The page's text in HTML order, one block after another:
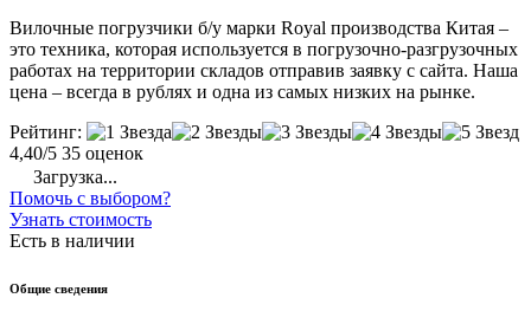
Вилочные погрузчики б/у марки Royal производства Китая –
это техника, которая используется в погрузочно-разгрузочных
работах на территории складов отправив заявку с сайта. Наша
цена – всегда в рублях и одна из самых низких на рынке.
Рейтинг:
4,40/5 35 оценок
Загрузка...
Помочь с выбором?
Узнать стоимость
Есть в наличии
Общие сведения